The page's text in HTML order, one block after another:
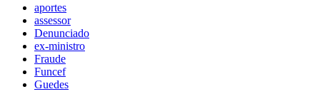
aportes
assessor
Denunciado
ex-ministro
Fraude
Funcef
Guedes